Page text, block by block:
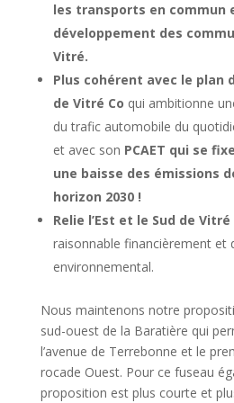
les transports en commun
développement des
Vitré.
Plus cohérent avec le plan
de Vitré Co qui ambitionne
du trafic automobile du
et avec son PCAET qui se
une baisse des émissions
horizon 2030 !
Relie l’Est et le Sud de Vitré
raisonnable financièrement et
environnemental.
Nous maintenons notre
sud-ouest de la Baratière qui
l’avenue de Terrebonne et le
rocade Ouest. Pour ce fuseau
proposition est plus courte et